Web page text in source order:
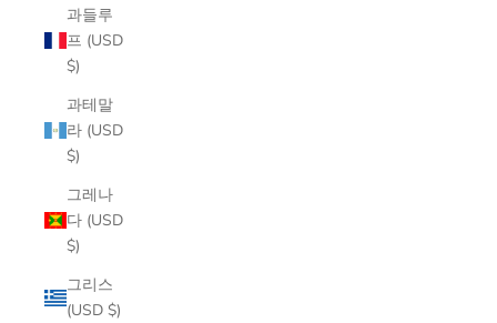
과들루
프 (USD
$)
과테말
라 (USD
$)
그레나
다 (USD
$)
그리스
(USD $)